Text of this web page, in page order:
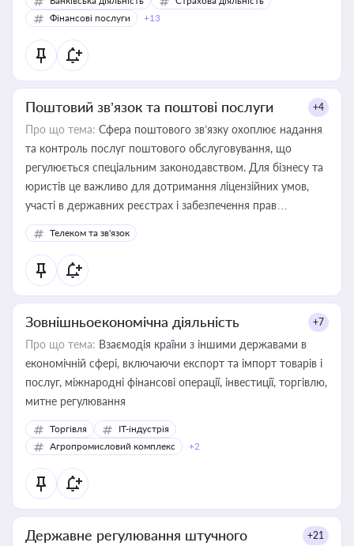
Фінансові послуги
+13
Поштовий зв’язок та поштові послуги +4
Про що тема: Сфера поштового зв’язку охоплює надання
та контроль послуг поштового обслуговування, що
регулюється спеціальним законодавством. Для бізнесу та
юристів це важливо для дотримання ліцензійних умов,
участі в державних реєстрах і забезпечення прав
споживачів.
Телеком та зв'язок
Зовнішньоекономічна діяльність +7
Про що тема: Взаємодія країни з іншими державами в
економічній сфері, включаючи експорт та імпорт товарів і
послуг, міжнародні фінансові операції, інвестиції, торгівлю,
митне регулювання
Торгівля
IT-індустрія
Агропромисловий комплекс
+2
Державне регулювання штучного
+21